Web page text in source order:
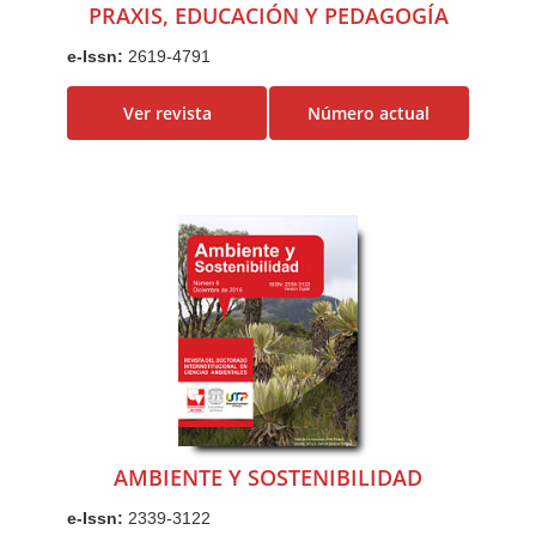
PRAXIS, EDUCACIÓN Y PEDAGOGÍA
e-Issn:2619-4791
Ver revista Número actual
AMBIENTE Y SOSTENIBILIDAD
e-Issn: 2339-3122